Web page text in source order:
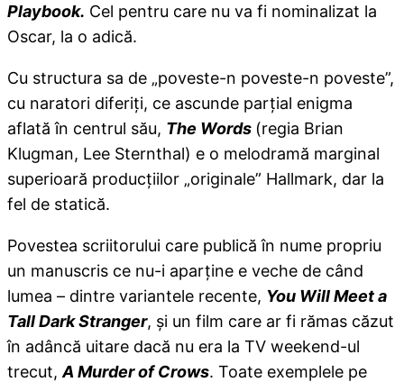
Playbook. Cel pentru care nu va fi nominalizat la
Oscar, la o adică.
Cu structura sa de „poveste-n poveste-n poveste”,
cu naratori diferiţi, ce ascunde parţial enigma
aflată în centrul său, The Words (regia Brian
Klugman, Lee Sternthal) e o melodramă marginal
superioară producţiilor „originale” Hallmark, dar la
fel de statică.
Povestea scriitorului care publică în nume propriu
un manuscris ce nu-i aparţine e veche de când
lumea – dintre variantele recente, You Will Meet a
Tall Dark Stranger, şi un film care ar fi rămas căzut
în adâncă uitare dacă nu era la TV weekend-ul
trecut, A Murder of Crows. Toate exemplele pe